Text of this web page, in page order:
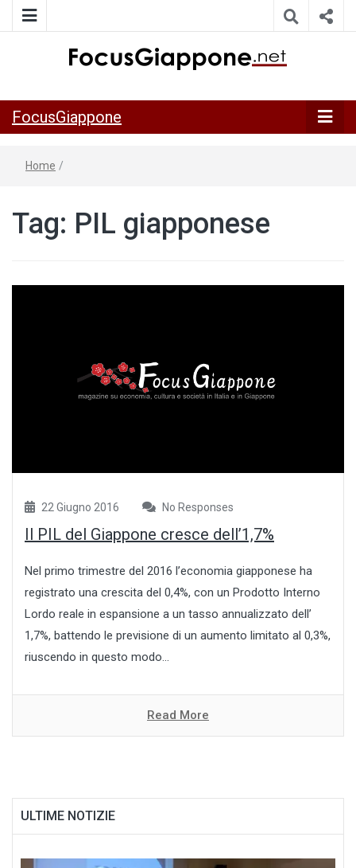
della Japan Italy Economic Federation
FocusGiappone
Home /
Tag: PIL giapponese
22 Giugno 2016 No Responses
Il PIL del Giappone cresce dell’1,7%
Nel primo trimestre del 2016 l’economia giapponese ha
registrato una crescita del 0,4%, con un Prodotto Interno
Lordo reale in espansione a un tasso annualizzato dell’
1,7%, battendo le previsione di un aumento limitato al 0,3%,
riuscendo in questo modo...
Read More
ULTIME NOTIZIE